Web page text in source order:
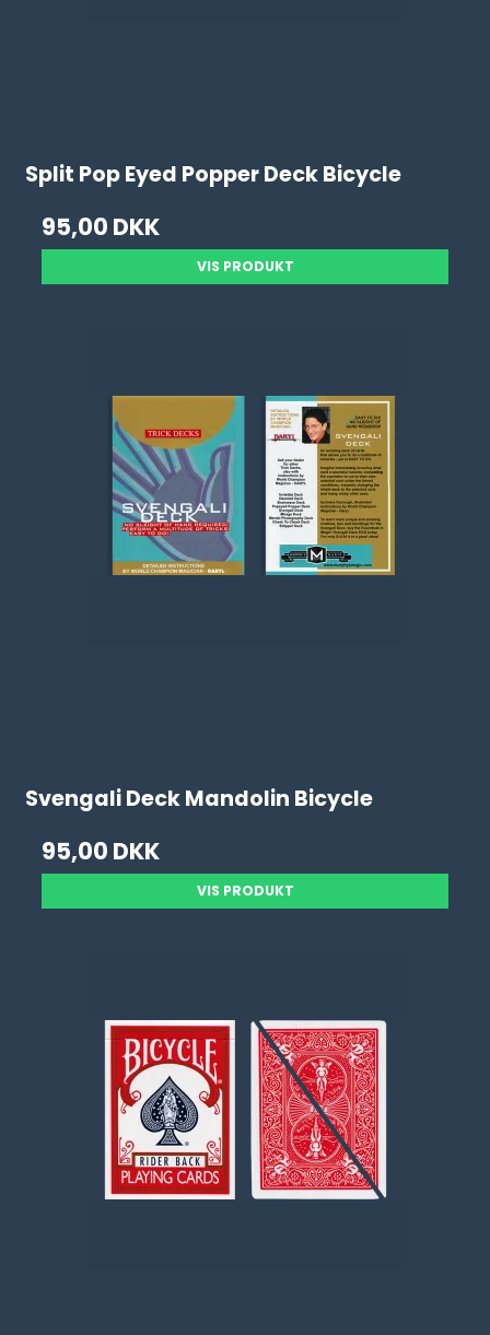
Split Pop Eyed Popper Deck Bicycle
95,00 DKK
VIS PRODUKT
Svengali Deck Mandolin Bicycle
95,00 DKK
VIS PRODUKT